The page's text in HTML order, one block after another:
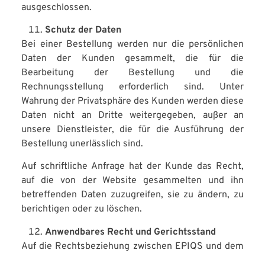
ausgeschlossen.
Schutz der Daten
Bei einer Bestellung werden nur die persönlichen
Daten der Kunden gesammelt, die für die
Bearbeitung der Bestellung und die
Rechnungsstellung erforderlich sind. Unter
Wahrung der Privatsphäre des Kunden werden diese
Daten nicht an Dritte weitergegeben, außer an
unsere Dienstleister, die für die Ausführung der
Bestellung unerlässlich sind.
Auf schriftliche Anfrage hat der Kunde das Recht,
auf die von der Website gesammelten und ihn
betreffenden Daten zuzugreifen, sie zu ändern, zu
berichtigen oder zu löschen.
Anwendbares Recht und Gerichtsstand
Auf die Rechtsbeziehung zwischen EPIQS und dem